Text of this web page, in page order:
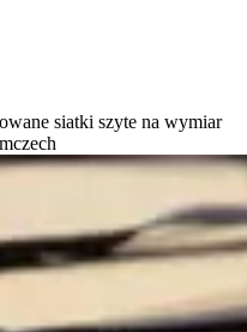
siatki szyte na wymiar